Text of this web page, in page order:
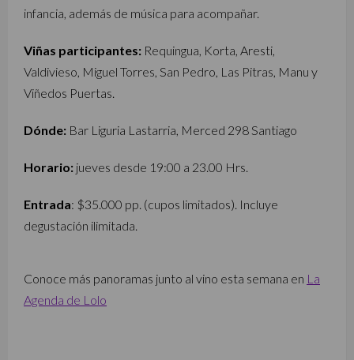
infancia, además de música para acompañar.
Viñas participantes: Requingua, Korta, Aresti,
Valdivieso, Miguel Torres, San Pedro, Las Pitras, Manu y
Viñedos Puertas.
Dónde: Bar Liguria Lastarria, Merced 298 Santiago
Horario: jueves desde 19:00 a 23.00 Hrs.
Entrada: $35.000 pp. (cupos limitados). Incluye
degustación ilimitada.
Conoce más panoramas junto al vino esta semana en La
Agenda de Lolo